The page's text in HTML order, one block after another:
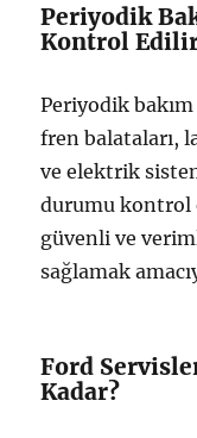
Periyodik
Kontrol
Periyodik
fren balataları,
ve elektrik
durumu kontrol
güvenli ve
sağlamak
Ford
Kadar?